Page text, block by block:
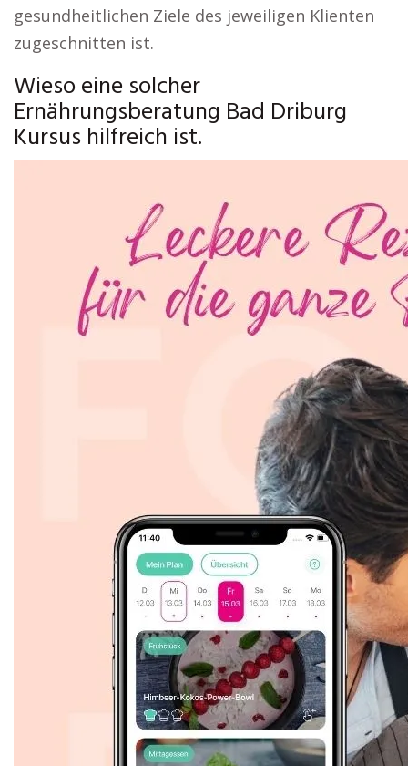
gesundheitlichen Ziele des jeweiligen Klienten
zugeschnitten ist.
Wieso eine solcher
Ernährungsberatung Bad Driburg
Kursus hilfreich ist.